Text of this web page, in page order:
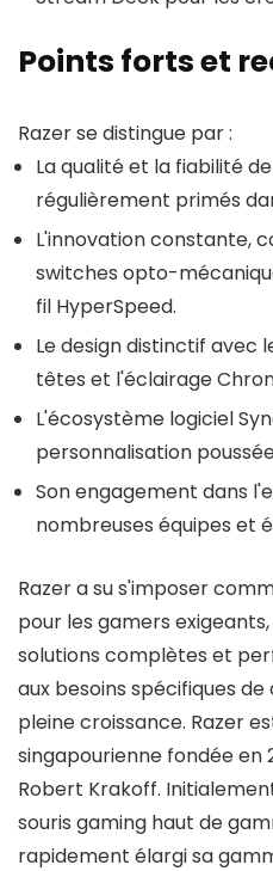
Points forts et
Razer se distingue par :
La qualité et la fiabilité
régulièrement primés
L'innovation constante,
switches opto-
fil HyperSpeed.
Le design distinctif avec
têtes et l'éclairage
L'écosystème logiciel
personnalisation
Son engagement dans
nombreuses équipes et
Razer a su s'imposer
pour les gamers
solutions complètes et
aux besoins spécifiques
pleine croissance. Razer
singapourienne fondée en
Robert Krakoff.
souris gaming haut de
rapidement élargi sa